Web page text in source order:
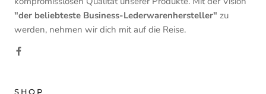
"der beliebteste Business-Lederwarenhersteller" zu
werden, nehmen wir dich mit auf die Reise.
SHOP